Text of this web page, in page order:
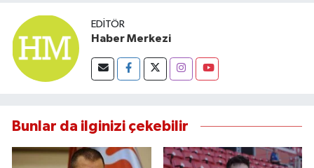
EDITÖR
Haber Merkezi
Bunlar da ilginizi çekebilir
VİZYONDAKİLER
YAŞAM